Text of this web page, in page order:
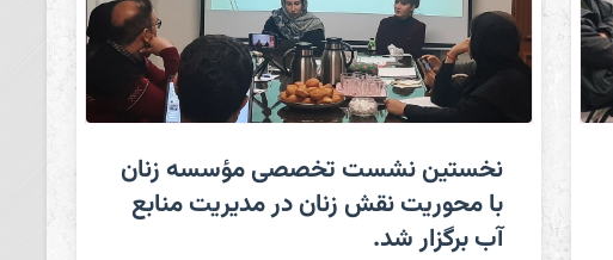
نخستین نشست تخصصی مؤسسه زنان با محوریت نقش
زنان در مدیریت منابع آب برگزار شد.
نخستین نشست تخصصی مؤسسه زنان
با محوریت نقش زنان در مدیریت منابع
آب برگزار شد.